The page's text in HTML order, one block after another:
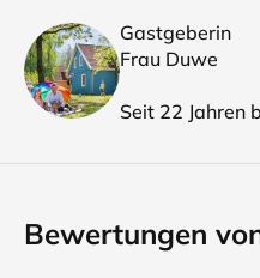
Gastgeberin
Frau Duwe
Seit 22 Jahren
Bewertungen